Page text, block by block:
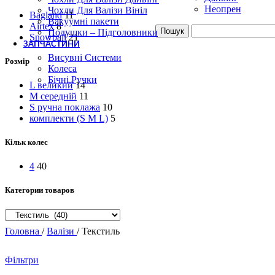
Неопрен
Пошук
Чохли Для Валізи Вініл
Вакуумні пакети
Подушки – Підголовники
ЗАПЧАСТИНИ
Висувні Системи
Колеса
Бічні Ручки
Bagland 11
Airtex 8
Snowball 21
Розмір
L великий 14
M середній 11
S ручна поклажа 10
комплекти (S M L) 5
Кільк колес
4 40
Категории товаров
Головна / Валізи / Текстиль
Фільтри